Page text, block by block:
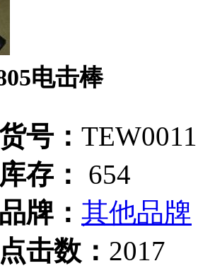
电击棒
号：
存：
654
牌： 其他品牌
击数： 2017